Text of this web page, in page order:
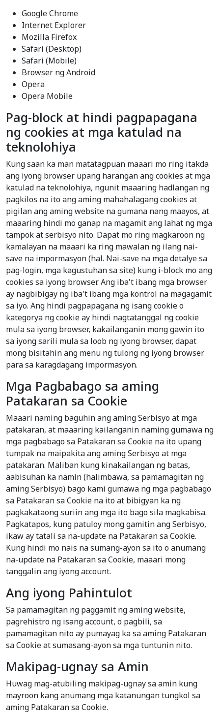
Google Chrome
Internet Explorer
Mozilla Firefox
Safari (Desktop)
Safari (Mobile)
Browser ng Android
Opera
Opera Mobile
Pag-block at hindi pagpapagana
ng cookies at mga katulad na
teknolohiya
Kung saan ka man matatagpuan maaari mo ring itakda
ang iyong browser upang harangan ang cookies at mga
katulad na teknolohiya, ngunit maaaring hadlangan ng
pagkilos na ito ang aming mahahalagang cookies at
pigilan ang aming website na gumana nang maayos, at
maaaring hindi mo ganap na magamit ang lahat ng mga
tampok at serbisyo nito. Dapat mo ring magkaroon ng
kamalayan na maaari ka ring mawalan ng ilang nai-
save na impormasyon (hal. Nai-save na mga detalye sa
pag-login, mga kagustuhan sa site) kung i-block mo ang
cookies sa iyong browser. Ang iba't ibang mga browser
ay nagbibigay ng iba't ibang mga kontrol na magagamit
sa iyo. Ang hindi pagpapagana ng isang cookie o
kategorya ng cookie ay hindi nagtatanggal ng cookie
mula sa iyong browser, kakailanganin mong gawin ito
sa iyong sarili mula sa loob ng iyong browser, dapat
mong bisitahin ang menu ng tulong ng iyong browser
para sa karagdagang impormasyon.
Mga Pagbabago sa aming
Patakaran sa Cookie
Maaari naming baguhin ang aming Serbisyo at mga
patakaran, at maaaring kailanganin naming gumawa ng
mga pagbabago sa Patakaran sa Cookie na ito upang
tumpak na maipakita ang aming Serbisyo at mga
patakaran. Maliban kung kinakailangan ng batas,
aabisuhan ka namin (halimbawa, sa pamamagitan ng
aming Serbisyo) bago kami gumawa ng mga pagbabago
sa Patakaran sa Cookie na ito at bibigyan ka ng
pagkakataong suriin ang mga ito bago sila magkabisa.
Pagkatapos, kung patuloy mong gamitin ang Serbisyo,
ikaw ay tatali sa na-update na Patakaran sa Cookie.
Kung hindi mo nais na sumang-ayon sa ito o anumang
na-update na Patakaran sa Cookie, maaari mong
tanggalin ang iyong account.
Ang iyong Pahintulot
Sa pamamagitan ng paggamit ng aming website,
pagrehistro ng isang account, o pagbili, sa
pamamagitan nito ay pumayag ka sa aming Patakaran
sa Cookie at sumasang-ayon sa mga tuntunin nito.
Makipag-ugnay sa Amin
Huwag mag-atubiling makipag-ugnay sa amin kung
mayroon kang anumang mga katanungan tungkol sa
aming Patakaran sa Cookie.